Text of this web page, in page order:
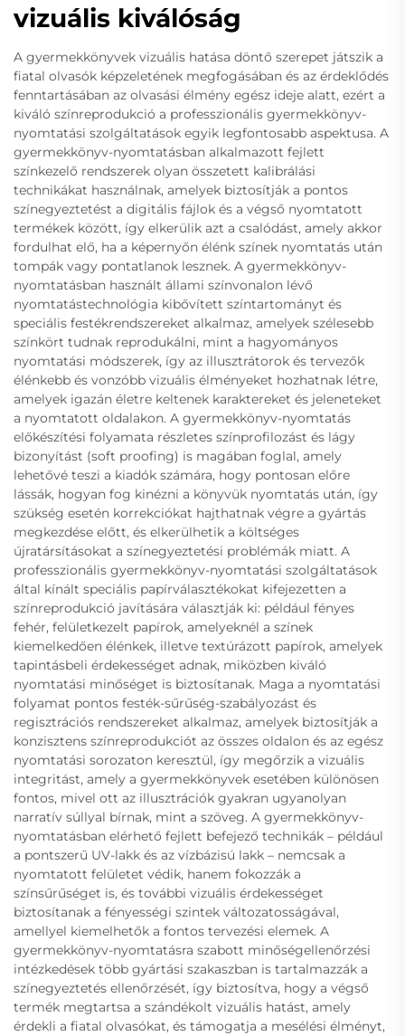
vizuális kiválóság
A gyermekkönyvek vizuális hatása döntő szerepet játszik a
fiatal olvasók képzeletének megfogásában és az érdeklődés
fenntartásában az olvasási élmény egész ideje alatt, ezért a
kiváló színreprodukció a professzionális gyermekkönyv-
nyomtatási szolgáltatások egyik legfontosabb aspektusa. A
gyermekkönyv-nyomtatásban alkalmazott fejlett
színkezelő rendszerek olyan összetett kalibrálási
technikákat használnak, amelyek biztosítják a pontos
színegyeztetést a digitális fájlok és a végső nyomtatott
termékek között, így elkerülik azt a csalódást, amely akkor
fordulhat elő, ha a képernyőn élénk színek nyomtatás után
tompák vagy pontatlanok lesznek. A gyermekkönyv-
nyomtatásban használt állami színvonalon lévő
nyomtatástechnológia kibővített színtartományt és
speciális festékrendszereket alkalmaz, amelyek szélesebb
színkört tudnak reprodukálni, mint a hagyományos
nyomtatási módszerek, így az illusztrátorok és tervezők
élénkebb és vonzóbb vizuális élményeket hozhatnak létre,
amelyek igazán életre keltenek karaktereket és jeleneteket
a nyomtatott oldalakon. A gyermekkönyv-nyomtatás
előkészítési folyamata részletes színprofilozást és lágy
bizonyítást (soft proofing) is magában foglal, amely
lehetővé teszi a kiadók számára, hogy pontosan előre
lássák, hogyan fog kinézni a könyvük nyomtatás után, így
szükség esetén korrekciókat hajthatnak végre a gyártás
megkezdése előtt, és elkerülhetik a költséges
újratársításokat a színegyeztetési problémák miatt. A
professzionális gyermekkönyv-nyomtatási szolgáltatások
által kínált speciális papírválasztékokat kifejezetten a
színreprodukció javítására választják ki: például fényes
fehér, felületkezelt papírok, amelyeknél a színek
kiemelkedően élénkek, illetve textúrázott papírok, amelyek
tapintásbeli érdekességet adnak, miközben kiváló
nyomtatási minőséget is biztosítanak. Maga a nyomtatási
folyamat pontos festék-sűrűség-szabályozást és
regisztrációs rendszereket alkalmaz, amelyek biztosítják a
konzisztens színreprodukciót az összes oldalon és az egész
nyomtatási sorozaton keresztül, így megőrzik a vizuális
integritást, amely a gyermekkönyvek esetében különösen
fontos, mivel ott az illusztrációk gyakran ugyanolyan
narratív súllyal bírnak, mint a szöveg. A gyermekkönyv-
nyomtatásban elérhető fejlett befejező technikák – például
a pontszerű UV-lakk és az vízbázisú lakk – nemcsak a
nyomtatott felületet védik, hanem fokozzák a
színsűrűséget is, és további vizuális érdekességet
biztosítanak a fényességi szintek változatosságával,
amellyel kiemelhetők a fontos tervezési elemek. A
gyermekkönyv-nyomtatásra szabott minőségellenőrzési
intézkedések több gyártási szakaszban is tartalmazzák a
színegyeztetés ellenőrzését, így biztosítva, hogy a végső
termék megtartsa a szándékolt vizuális hatást, amely
érdekli a fiatal olvasókat, és támogatja a mesélési élményt,